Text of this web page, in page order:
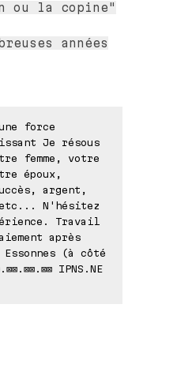
ou la copine"
années
force
Je résous
femme, votre
époux,
argent,
etc... N'hésitez
Travail
après
(à côté
IPNS.NE